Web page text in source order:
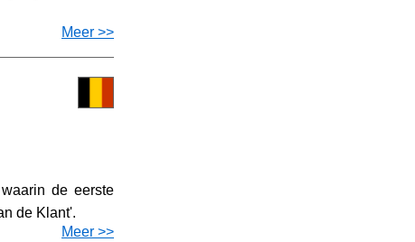
Meer >>
de eerste
de Klant'.
Meer >>